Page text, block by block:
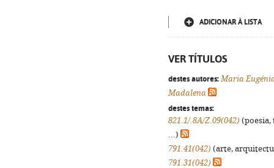
ADICIONAR À LISTA
VER TÍTULOS
destes autores: Maria
Madalena
destes temas:
821.1/.8A/Z.09(042) (poesia,
...)
791.41(042) (arte,
791.31(042)